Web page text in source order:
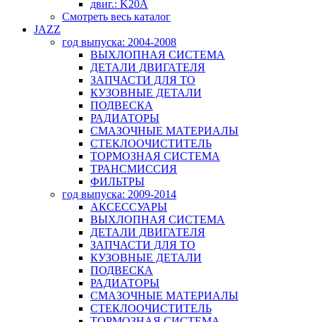
двиг.: K20A
Смотреть весь каталог
JAZZ
год выпуска: 2004-2008
ВЫХЛОПНАЯ СИСТЕМА
ДЕТАЛИ ДВИГАТЕЛЯ
ЗАПЧАСТИ ДЛЯ ТО
КУЗОВНЫЕ ДЕТАЛИ
ПОДВЕСКА
РАДИАТОРЫ
СМАЗОЧНЫЕ МАТЕРИАЛЫ
СТЕКЛООЧИСТИТЕЛЬ
ТОРМОЗНАЯ СИСТЕМА
ТРАНСМИССИЯ
ФИЛЬТРЫ
год выпуска: 2009-2014
АКСЕССУАРЫ
ВЫХЛОПНАЯ СИСТЕМА
ДЕТАЛИ ДВИГАТЕЛЯ
ЗАПЧАСТИ ДЛЯ ТО
КУЗОВНЫЕ ДЕТАЛИ
ПОДВЕСКА
РАДИАТОРЫ
СМАЗОЧНЫЕ МАТЕРИАЛЫ
СТЕКЛООЧИСТИТЕЛЬ